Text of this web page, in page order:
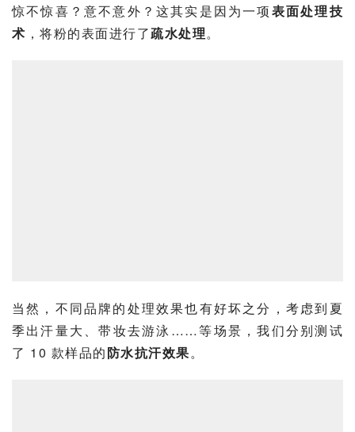
惊不惊喜？意不意外？这其实是因为一项表面处理技
术 ，将粉的表面进行了疏水处理。
当然，不同品牌的处理效果也有好坏之分，考虑到夏
季出汗量大、带妆去游泳……等场景，我们分别测试
了 10 款样品的防水抗汗效果。